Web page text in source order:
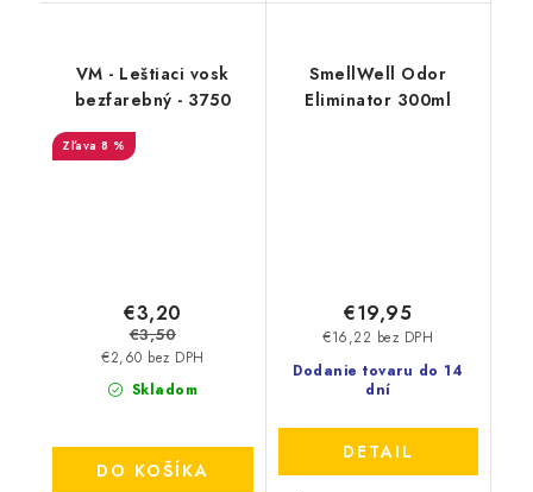
VM - Leštiaci vosk
bezfarebný - 3750
8 %
Skladom
€2,60 bez DPH
€3,20
€3,50
DO KOŠÍKA
SmellWell Odor
Eliminator 300ml
Dodanie tovaru do 14
dní
€16,22 bez DPH
€19,95
DETAIL